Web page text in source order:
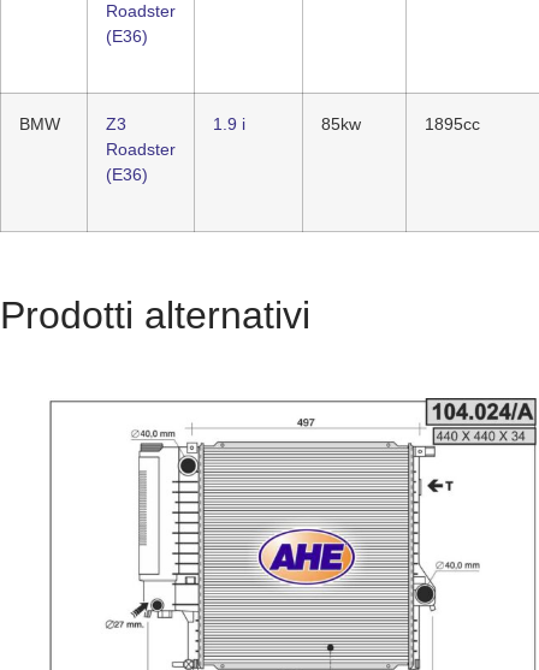
Roadster
(E36)
BMW
Z3
Roadster
(E36)
1.9 i 85kw 1895cc
Prodotti alternativi